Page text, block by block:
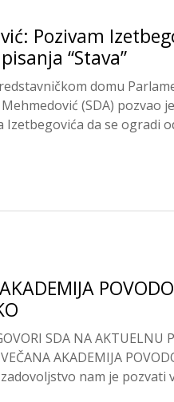
Pozivam
“Stava”
domu
(SDA) pozvao
Izetbegovića da se ogradi
SDA NA AKTUELNU
AKADEMIJA
nam je pozvati